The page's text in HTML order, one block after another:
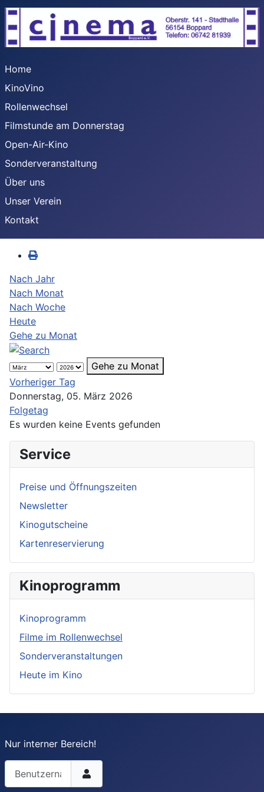
Home
KinoVino
Rollenwechsel
Filmstunde am Donnerstag
Open-Air-Kino
Sonderveranstaltung
Über uns
Unser Verein
Kontakt
Nach Jahr
Nach Monat
Nach Woche
Heute
Gehe zu Monat
Gehe zu Monat
Vorheriger Tag
Donnerstag, 05. März 2026
Folgetag
Es wurden keine Events gefunden
Service
Preise und Öffnungszeiten
Newsletter
Kinogutscheine
Kartenreservierung
Kinoprogramm
Kinoprogramm
Filme im Rollenwechsel
Sonderveranstaltungen
Heute im Kino
Nur interner Bereich!